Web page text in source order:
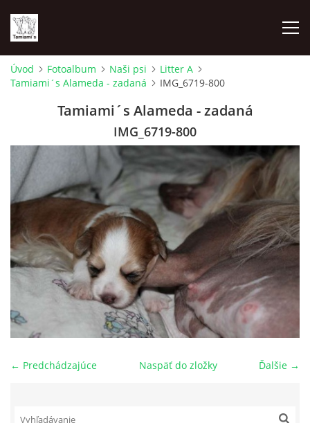
ÚVOD
VRHY
VÝSTAVY
FOTOALBUM
NAŠI PSI
Úvod Fotoalbum Naši psi
Litter A
Tamiami´s Alameda - zadaná
IMG_6719-800
Tamiami´s Alameda - zadaná
IMG_6719-800
← Predchádzajúce Ďalšie →
Naspäť do zložky